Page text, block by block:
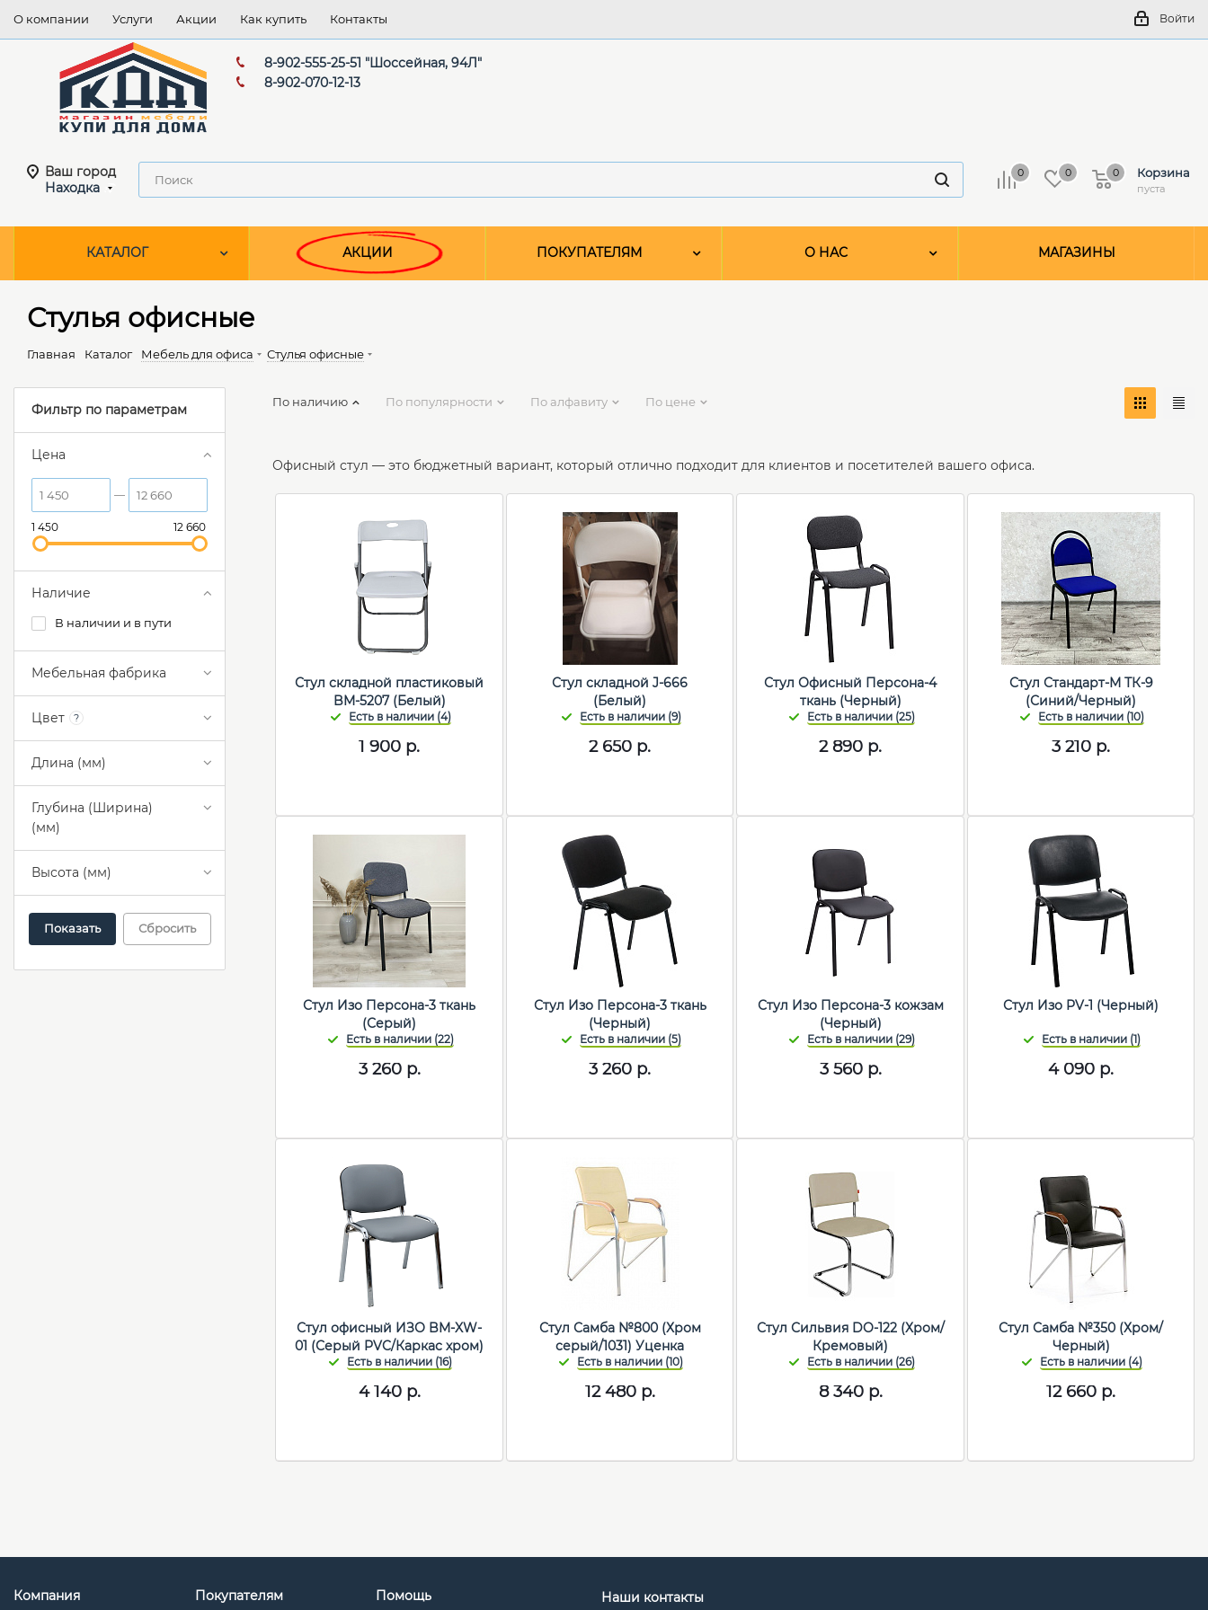
О компании Услуги Акции Как купить Контакты Войти
8-902-555-25-51 "Шоссейная, 94Л"
8-902-070-12-13
Ваш город
Находка
0 0 Корзина
пуста
0
КАТАЛОГ АКЦИИ ПОКУПАТЕЛЯМ О НАС МАГАЗИНЫ
Стулья офисные
Главная Каталог Мебель для офиса Стулья офисные
По наличию По популярности По алфавиту По цене
Офисный стул — это бюджетный вариант, который отлично подходит для клиентов и посетителей вашего офиса.
Стул складной пластиковый
BM-5207 (Белый)
1 900 р.
Стул складной J-666
(Белый)
2 650 р.
Стул Офисный Персона-4
ткань (Черный)
2 890 р.
Стул Стандарт-М ТК-9
(Синий/Черный)
3 210 р.
Стул Изо Персона-3 ткань
(Серый)
3 260р.
Стул Изо Персона-3 ткань
(Черный)
3 260 р.
Стул Изо Персона-3 кожзам
(Черный)
3 560р.
Стул Изо PV-1 (Черный)
4 090 р.
Стул офисный ИЗО BM-XW-
01 (Серый PVC/Каркас хром)
4 140р.
Стул Самба №800 (Хром
серый/1031) Уценка
12 480р.
Стул Сильвия DO-122 (Хром/
Кремовый)
8 340р.
Стул Самба №350 (Хром/
Черный)
12 660 р.
Фильтр по параметрам
Цена
1 450 12 660
Наличие
В наличии и в пути
Мебельная фабрика
Цвет ?
Длина (мм)
Глубина (Ширина)
(мм)
Высота (мм)
Сбросить
Компания Покупателям Помощь Наши контакты